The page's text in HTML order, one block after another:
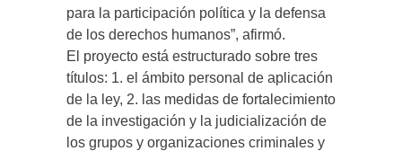
para la participación política y la defensa
de los derechos humanos”, afirmó.
El proyecto está estructurado sobre tres
títulos: 1. el ámbito personal de aplicación
de la ley, 2. las medidas de fortalecimiento
de la investigación y la judicialización de
los grupos y organizaciones criminales y